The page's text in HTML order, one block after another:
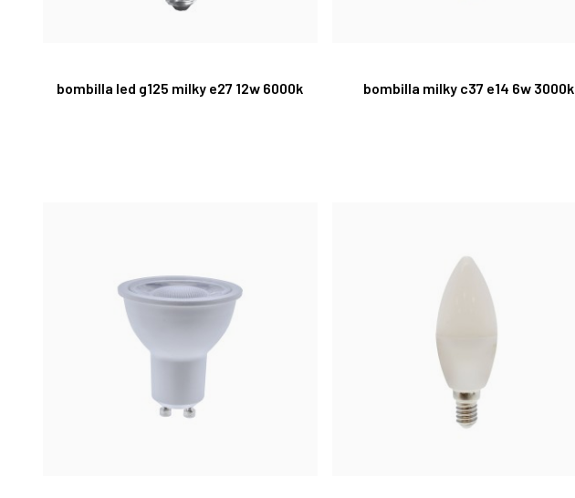
bombilla led g125 milky e27 12w 6000k bombilla milky c37 e14 6w 3000k